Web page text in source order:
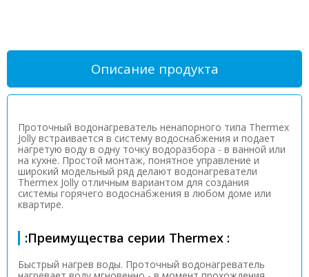
Описание продукта
Проточный водонагреватель ненапорного типа Thermex
Jolly встраивается в систему водоснабжения и подает
нагретую воду в одну точку водоразбора - в ванной или
на кухне. Простой монтаж, понятное управление и
широкий модельный ряд делают водонагреватели
Thermex Jolly отличным вариантом для создания
системы горячего водоснабжения в любом доме или
квартире.
:Преимущества серии Thermex :
Быстрый нагрев воды. Проточный водонагреватель